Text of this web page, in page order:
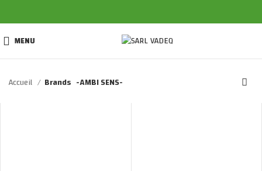
MENU
Accueil Brands -AMBI SENS-